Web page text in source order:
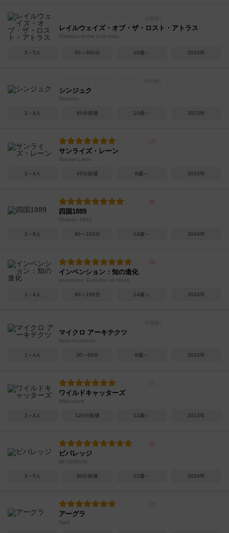
レイルウェイズ・オブ・ザ・ロスト・アトラス
Railways of the Lost Atlas
2～5人 60～300分 10歳～ 2024年
シンジュク
Shinjuku
2～4人 60分前後 10歳～ 2023年
サンライズ・レーン
Sunrise Lane
2～4人 45分前後 8歳～ 2023年
四国1889
Shikoku 1889
2～6人 90～210分 14歳～ 2004年
インベンション：知の進化
Inventions: Evolution of Ideas
1～4人 60～150分 14歳～ 2024年
マイクロ アーキテクツ
Micro Architects
1～4人 30～60分 8歳～ 2023年
ワイルドキャッターズ
Wildcatters
2～4人 120分前後 12歳～ 2013年
ビバレッジ
BEVERAGE
3～5人 90分前後 12歳～ 2024年
アーグラ
Agra